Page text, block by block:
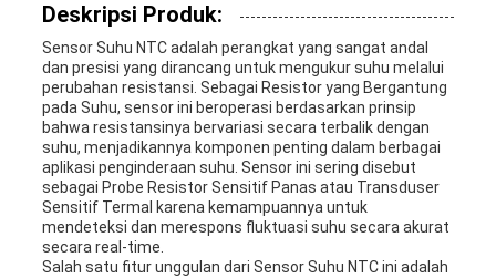
POLICY
Deskripsi Produk:
Sensor Suhu NTC adalah perangkat yang sangat andal
dan presisi yang dirancang untuk mengukur suhu melalui
perubahan resistansi. Sebagai Resistor yang Bergantung
pada Suhu, sensor ini beroperasi berdasarkan prinsip
bahwa resistansinya bervariasi secara terbalik dengan
suhu, menjadikannya komponen penting dalam berbagai
aplikasi penginderaan suhu. Sensor ini sering disebut
sebagai Probe Resistor Sensitif Panas atau Transduser
Sensitif Termal karena kemampuannya untuk
mendeteksi dan merespons fluktuasi suhu secara akurat
secara real-time.
Salah satu fitur unggulan dari Sensor Suhu NTC ini adalah